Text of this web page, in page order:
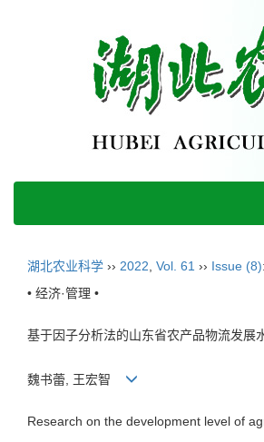
湖北农业科学 ›› 2022 Vol. 61 ›› Issue (8)
• 经济·管理 •
基于因子分析法的山东省农产品物流发展
魏书蕾, 王宏智
Research on the development level of